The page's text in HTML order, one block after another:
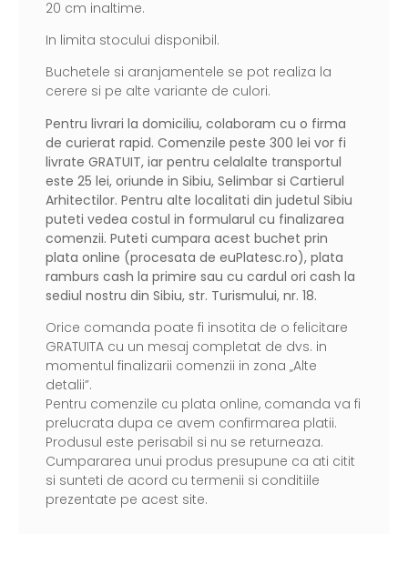
20 cm inaltime.
In limita stocului disponibil.
Buchetele si aranjamentele se pot realiza la
cerere si pe alte variante de culori.
Pentru livrari la domiciliu, colaboram cu o firma
de curierat rapid. Comenzile peste 300 lei vor fi
livrate GRATUIT, iar pentru celalalte transportul
este 25 lei, oriunde in Sibiu, Selimbar si Cartierul
Arhitectilor. Pentru alte localitati din judetul Sibiu
puteti vedea costul in formularul cu finalizarea
comenzii. Puteti cumpara acest buchet prin
plata online (procesata de euPlatesc.ro), plata
ramburs cash la primire sau cu cardul ori cash la
sediul nostru din Sibiu, str. Turismului, nr. 18.
Orice comanda poate fi insotita de o felicitare
GRATUITA cu un mesaj completat de dvs. in
momentul finalizarii comenzii in zona „Alte
detalii”.
Pentru comenzile cu plata online, comanda va fi
prelucrata dupa ce avem confirmarea platii.
Produsul este perisabil si nu se returneaza.
Cumpararea unui produs presupune ca ati citit
si sunteti de acord cu termenii si conditiile
prezentate pe acest site.